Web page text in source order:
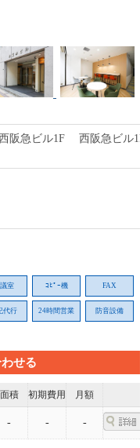
阪急ビル1F 西阪急ビル1F
室 ｺﾋﾟｰ機 FAX
代行 24時間営業 防音設備
せる
面積 初期費用 月額
- - -